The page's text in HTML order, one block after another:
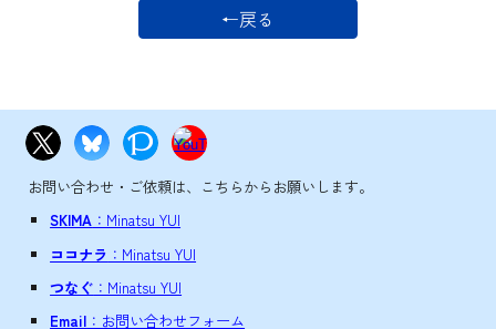
←戻る
お問い合わせ・ご依頼は、こちらからお願いします。
SKIMA ：Minatsu YUI
ココナラ ：Minatsu YUI
つなぐ ：Minatsu YUI
Email ：お問い合わせフォーム